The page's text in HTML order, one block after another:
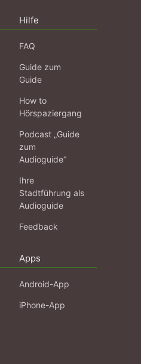
Hilfe
FAQ
Guide zum
Guide
How to
Hörspaziergang
Podcast „Guide
zum
Audioguide“
Ihre
Stadtführung als
Audioguide
Feedback
Apps
Android-App
iPhone-App